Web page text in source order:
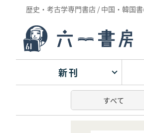
歴史・考古学専門書店 / 中国・韓国
新刊